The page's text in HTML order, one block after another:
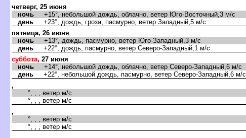
четверг, 25 июня
ночь +15°, небольшой дождь, облачно, ветер Юго-Восточный,3 м/с
день +23°, дождь, гроза, пасмурно, ветер Западный,5 м/с
пятница, 26 июня
ночь +13°, дождь, пасмурно, ветер Юго-Западный,3 м/с
день +22°, дождь, пасмурно, ветер Северо-Западный,1 м/с
суббота, 27 июня
ночь +14°, небольшой дождь, облачно, ветер Северо-Западный,6 м/с
день +22°, небольшой дождь, пасмурно, ветер Северо-Западный,6 м/с
,
°, , , ветер м/с
°, , , ветер м/с
,
°, , , ветер м/с
°, , , ветер м/с